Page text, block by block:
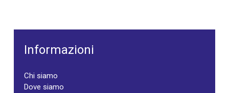
Informazioni
Chi siamo
Dove siamo